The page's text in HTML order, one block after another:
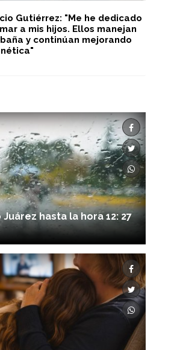
Gutiérrez: "Me he dedicado
a mis hijos. Ellos manejan
y continúan mejorando
hasta la hora 12: 27